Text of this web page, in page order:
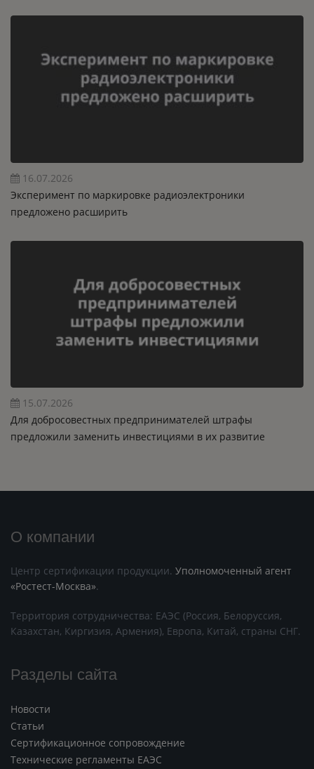
16.07.2026
Эксперимент по маркировке радиоэлектроники
предложено расширить
15.07.2026
Для добросовестных предпринимателей штрафы
предложили заменить инвестициями в их развитие
О компании
Центр сертификации продукции. Уполномоченный агент
«Ростест-Москва».
Территория сотрудничества: ЕАЭС (Россия, Белоруссия,
Казахстан, Киргизия, Армения), Европа, Китай, страны СНГ.
Разделы сайта
Новости
Статьи
Сертификационное сопровождение
Технические регламенты ЕАЭС